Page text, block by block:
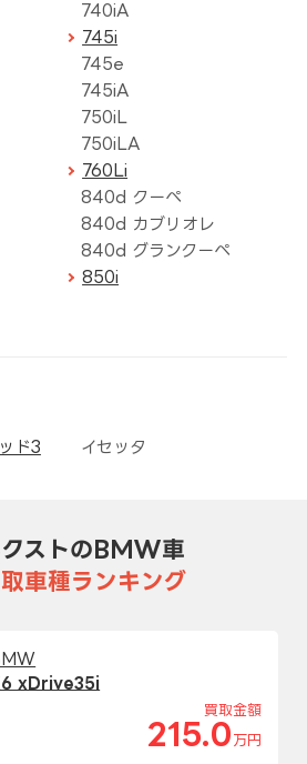
740iA
745i
745e
745iA
750iL
750iLA
760Li
840d クーペ
840d カブリオレ
840d グランクーペ
850i
ド3 イセッタ
クストのBMW車
車種ランキング
xDrive35i
買取金額
215.0 万円